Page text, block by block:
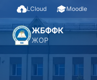
LCloud Moodle
ЖБФФК
ЖОР